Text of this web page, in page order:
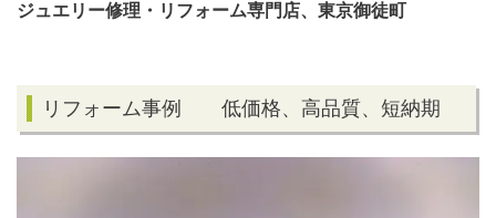
ジュエリー修理・リフォーム専門店、東京御徒町
リフォーム事例 低価格、高品質、短納期